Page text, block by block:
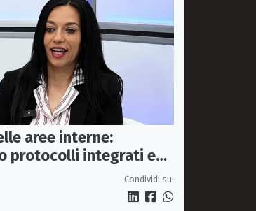
aree interne:
protocolli integrati e
per garantireCondividi su: